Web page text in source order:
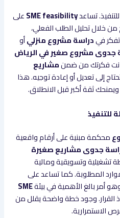
تساعدSME feasibilityعلى
خلال تحليل الطلب الفعلي،
فيدراسة مشروع منزليأو
جدوى مشروع صغير في الرياض
فكرتك من ضمنمشاريع
إلى تعديل أو إعادة توجيه. هذا
ويمنحك ثقة أكبر قبل الانطلاق.
للتنفيذ
محكمة مبنية على أرقام واقعية
جدوى مشاريع صغيرة
تشغيلية وتسويقية ومالية
المطلوبة. كما تساعد على
أمر بالغ الأهمية في بيئةSME
القرار. وجود خطة واضحة يقلل من
الاستمرارية.